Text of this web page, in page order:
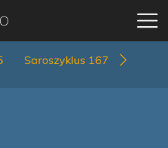
Saroszyklus 167